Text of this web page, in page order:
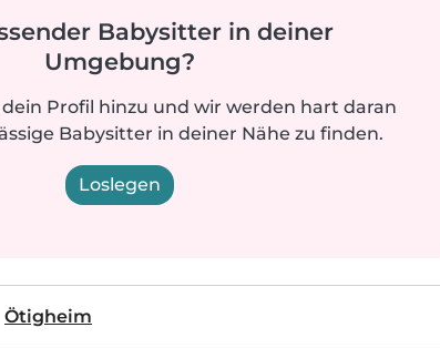
Babysitter in deiner
Umgebung?
Profil hinzu und wir werden hart daran
Babysitter in deiner Nähe zu finden.
Loslegen
Ötigheim